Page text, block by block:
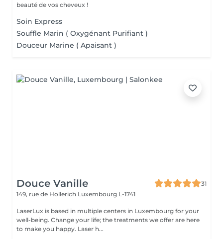
beauté de vos cheveux !
Soin Express
Souffle Marin ( Oxygénant Purifiant )
Douceur Marine ( Apaisant )
Douce Vanille
31
149, rue de Hollerich Luxembourg L-1741
LaserLux is based in multiple centers in Luxembourg for your
well-being. Change your life; the treatments we offer are here
to make you happy. Laser h...